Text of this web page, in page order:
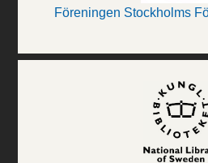
Föreningen Stockholms